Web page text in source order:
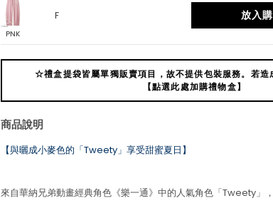
PNK
F 放入
☆禮盒提袋皆屬單獨販賣項目，故不提供包裝服務。若造
【點選此處加購禮物盒】
商品說明
【與曬成小麥色的「Tweety」享受甜蜜夏日】
來自華納兄弟動畫經典角色《樂一通》中的人氣角色「Tweety」，